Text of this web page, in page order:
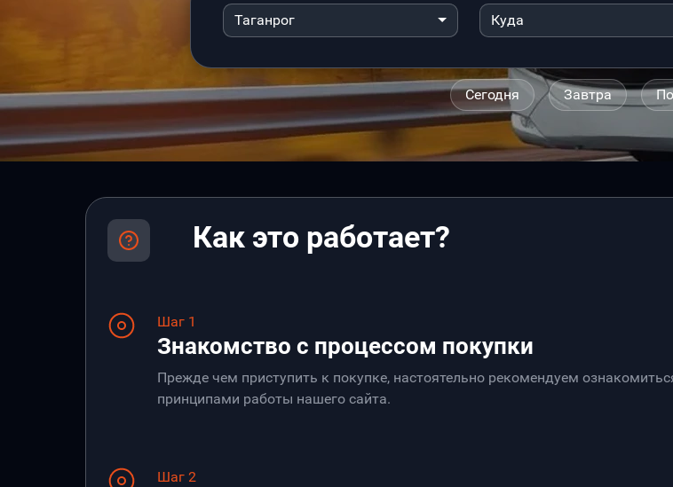
Таганрог Куда
Сегодня Завтра
Как это работает?
Шаг 1
Знакомство с процессом покупки
Прежде чем приступить к покупке, настоятельно рекомендуем
принципами работы нашего сайта.
Шаг 2